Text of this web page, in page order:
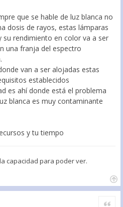
que se hable de luz blanca no
dosis de rayos, estas lámparas
rendimiento en color va a ser
una franja del espectro
van a ser alojadas estas
establecidos
es ahí donde está el problema
blanca es muy contaminante
y tu tiempo
capacidad para poder ver.
Citar